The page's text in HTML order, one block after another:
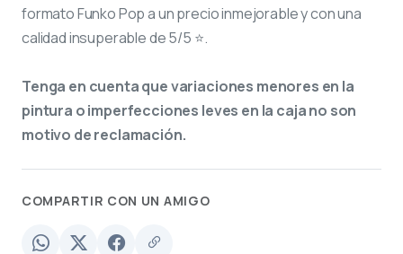
formato Funko Pop a un precio inmejorable y con una
calidad insuperable de 5/5 ⭐.
Tenga en cuenta que variaciones menores en la
pintura o imperfecciones leves en la caja no son
motivo de reclamación.
COMPARTIR CON UN AMIGO